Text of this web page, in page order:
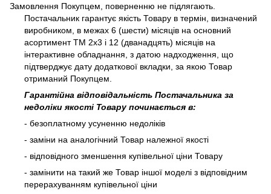
Замовлення Покупцем, поверненню не підлягають.
Постачальник гарантує якість Товару в термін, визначений
виробником, в межах 6 (шести) місяців на основний
асортимент ТМ 2х3 і 12 (дванадцять) місяців на
інтерактивне обладнання, з датою надходження, що
підтверджує дату додаткової вкладки, за якою Товар
отриманий Покупцем.
Гарантійна відповідальність Постачальника за
недоліки якості Товару починається в:
- безоплатному усуненню недоліків
- заміни на аналогічний Товар належної якості
- відповідного зменшення купівельної ціни Товару
- замінити на такий же Товар іншої моделі з відповідним
перерахуванням купівельної ціни